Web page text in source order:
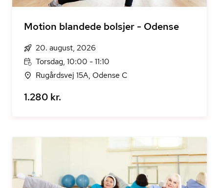
Motion blandede bolsjer - Odense
20. august, 2026
Torsdag, 10:00 - 11:10
Rugårdsvej 15A, Odense C
1.280 kr.